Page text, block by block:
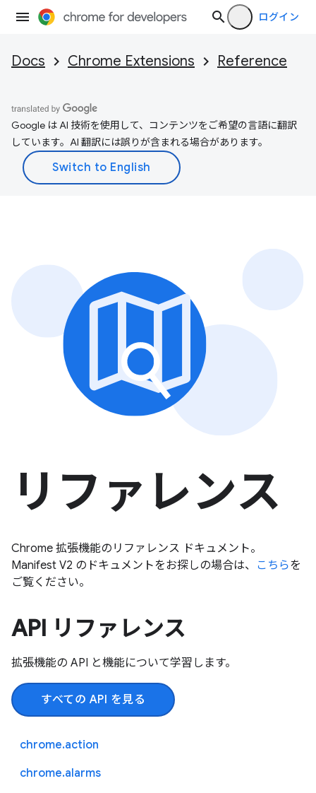
ログイン
Docs Chrome Extensions Reference
Google は AI 技術を使用して、コンテンツをご希望の言語に翻訳
しています。AI 翻訳には誤りが含まれる場合があります。
リファレンス
Chrome 拡張機能のリファレンス ドキュメント。
Manifest V2 のドキュメントをお探しの場合は、 こちらを
ご覧ください。
API リファレンス
拡張機能の API と機能について学習します。
すべての API を見る
chrome.action
chrome.alarms